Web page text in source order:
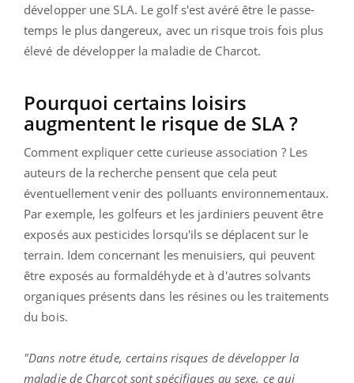
développer une SLA. Le golf s'est avéré être le passe-
temps le plus dangereux, avec un risque trois fois plus
élevé de développer la maladie de Charcot.
Pourquoi certains loisirs
augmentent le risque de SLA ?
Comment expliquer cette curieuse association ? Les
auteurs de la recherche pensent que cela peut
éventuellement venir des polluants environnementaux.
Par exemple, les golfeurs et les jardiniers peuvent être
exposés aux pesticides lorsqu'ils se déplacent sur le
terrain. Idem concernant les menuisiers, qui peuvent
être exposés au formaldéhyde et à d'autres solvants
organiques présents dans les résines ou les traitements
du bois.
"Dans notre étude, certains risques de développer la
maladie de Charcot sont spécifiques au sexe, ce qui